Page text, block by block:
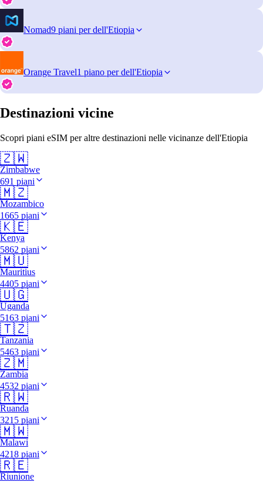
Nomad9 piani per dell'Etiopia
Orange Travel1 piano per dell'Etiopia
Destinazioni vicine
Scopri piani eSIM per altre destinazioni nelle vicinanze dell'Etiopia
🇿🇼
Zimbabwe
691 piani
🇲🇿
Mozambico
1665 piani
🇰🇪
Kenya
5862 piani
🇲🇺
Mauritius
4405 piani
🇺🇬
Uganda
5163 piani
🇹🇿
Tanzania
5463 piani
🇿🇲
Zambia
4532 piani
🇷🇼
Ruanda
3215 piani
🇲🇼
Malawi
4218 piani
🇷🇪
Riunione